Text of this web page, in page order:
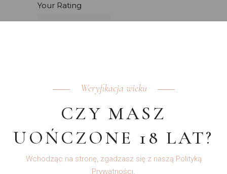
Weryfikacja wieku
CZY MASZ
UOŃCZONE 18 LAT?
Wchodząc na stronę, zgadzasz się z naszą Polityką
Prywatności.
Your Rating